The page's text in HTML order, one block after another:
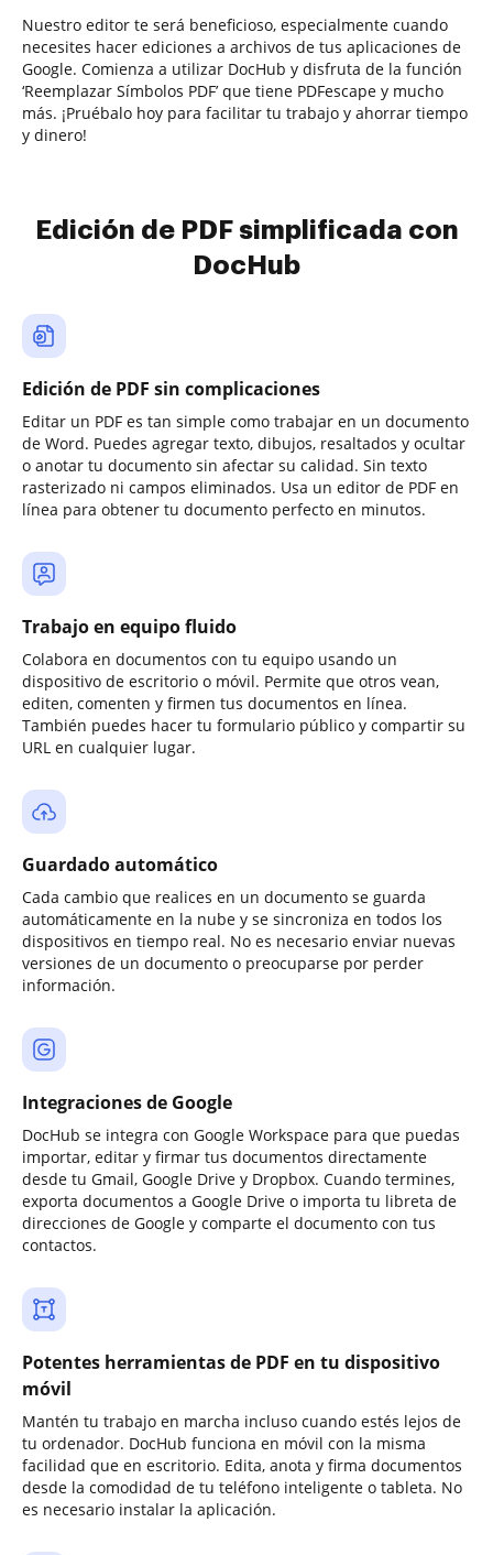
Nuestro editor te será beneficioso, especialmente cuando
necesites hacer ediciones a archivos de tus aplicaciones de
Google. Comienza a utilizar DocHub y disfruta de la función
‘Reemplazar Símbolos PDF’ que tiene PDFescape y mucho
más. ¡Pruébalo hoy para facilitar tu trabajo y ahorrar tiempo
y dinero!
Edición de PDF simplificada con
DocHub
Edición de PDF sin complicaciones
Editar un PDF es tan simple como trabajar en un documento
de Word. Puedes agregar texto, dibujos, resaltados y ocultar
o anotar tu documento sin afectar su calidad. Sin texto
rasterizado ni campos eliminados. Usa un editor de PDF en
línea para obtener tu documento perfecto en minutos.
Trabajo en equipo fluido
Colabora en documentos con tu equipo usando un
dispositivo de escritorio o móvil. Permite que otros vean,
editen, comenten y firmen tus documentos en línea.
También puedes hacer tu formulario público y compartir su
URL en cualquier lugar.
Guardado automático
Cada cambio que realices en un documento se guarda
automáticamente en la nube y se sincroniza en todos los
dispositivos en tiempo real. No es necesario enviar nuevas
versiones de un documento o preocuparse por perder
información.
Integraciones de Google
DocHub se integra con Google Workspace para que puedas
importar, editar y firmar tus documentos directamente
desde tu Gmail, Google Drive y Dropbox. Cuando termines,
exporta documentos a Google Drive o importa tu libreta de
direcciones de Google y comparte el documento con tus
contactos.
Potentes herramientas de PDF en tu dispositivo
móvil
Mantén tu trabajo en marcha incluso cuando estés lejos de
tu ordenador. DocHub funciona en móvil con la misma
facilidad que en escritorio. Edita, anota y firma documentos
desde la comodidad de tu teléfono inteligente o tableta. No
es necesario instalar la aplicación.